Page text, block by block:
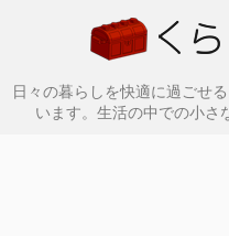
日々の暮らしを快適に過ごせ
います。生活の中での小さ